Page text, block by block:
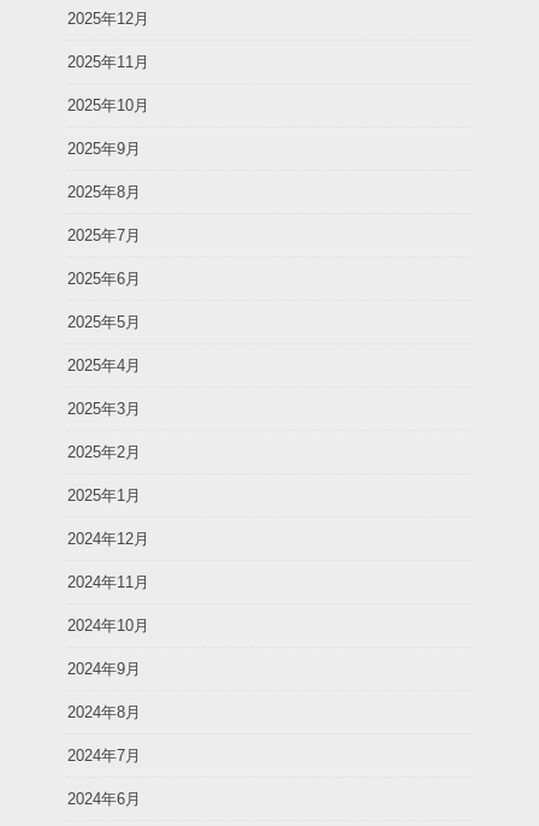
2025年12月
2025年11月
2025年10月
2025年9月
2025年8月
2025年7月
2025年6月
2025年5月
2025年4月
2025年3月
2025年2月
2025年1月
2024年12月
2024年11月
2024年10月
2024年9月
2024年8月
2024年7月
2024年6月